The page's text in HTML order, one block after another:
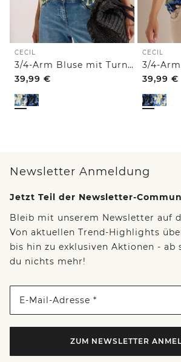
CECIL
3/4-Arm Bluse mit Turn-Up und Print
39,99 €
CECIL
39,99 €
Newsletter Anmeldung
Jetzt Teil der Newsletter-
Bleib mit unserem Newsletter auf
Von aktuellen Trend-Highlights
bis hin zu exklusiven Aktionen - ab
du nichts mehr!
E-Mail-Adresse *
ZUM NEWSLETTER